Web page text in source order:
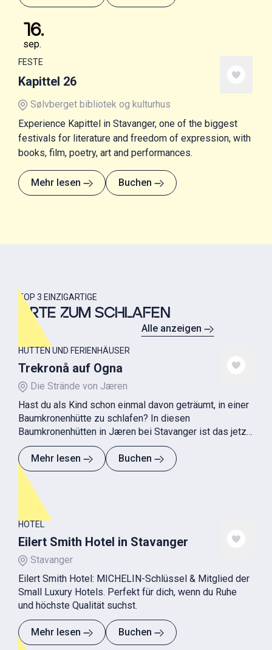
16.
sep.
FESTE
Kapittel 26
Sølvberget bibliotek og kulturhus
Experience Kapittel in Stavanger, one of the biggest
festivals for literature and freedom of expression, with
books, film, poetry, art and performances.
Mehr lesen Buchen
TOP 3 EINZIGARTIGE
ORTE ZUM SCHLAFEN
Alle anzeigen
HÜTTEN UND FERIENHÄUSER
Trekronå auf Ogna
Die Strände von Jæren
Hast du als Kind schon einmal davon geträumt, in einer
Baumkronenhütte zu schlafen? In diesen
Baumkronenhütten in Jæren bei Stavanger ist das jetzt
möglich.
Mehr lesen
Buchen
HOTEL
Eilert Smith Hotel in Stavanger
Stavanger
Eilert Smith Hotel: MICHELIN-Schlüssel & Mitglied der
Small Luxury Hotels. Perfekt für dich, wenn du Ruhe
und höchste Qualität suchst.
Mehr lesen Buchen